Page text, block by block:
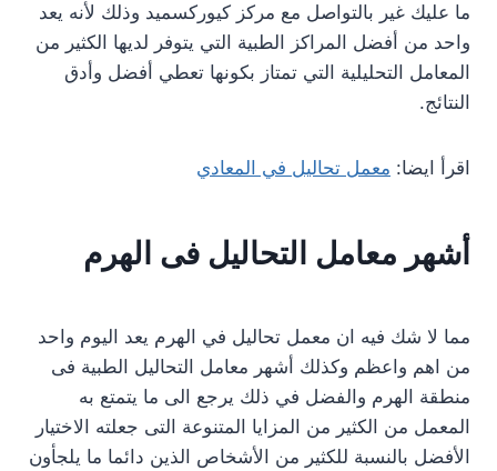
ما عليك غير بالتواصل مع مركز كيوركسميد وذلك لأنه يعد
واحد من أفضل المراكز الطبية التي يتوفر لديها الكثير من
المعامل التحليلية التي تمتاز بكونها تعطي أفضل وأدق
النتائج.
اقرأ ايضا: معمل تحاليل في المعادي
أشهر معامل التحاليل فى الهرم
مما لا شك فيه ان معمل تحاليل في الهرم يعد اليوم واحد
من اهم واعظم وكذلك أشهر معامل التحاليل الطبية فى
منطقة الهرم والفضل في ذلك يرجع الى ما يتمتع به
المعمل من الكثير من المزايا المتنوعة التى جعلته الاختيار
الأفضل بالنسبة للكثير من الأشخاص الذين دائما ما يلجأون